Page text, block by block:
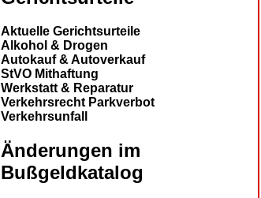
Aktuelle Gerichtsurteile
Alkohol & Drogen
Autokauf & Autoverkauf
StVO Mithaftung
Werkstatt & Reparatur
Verkehrsrecht Parkverbot
Verkehrsunfall
Änderungen im
Bußgeldkatalog